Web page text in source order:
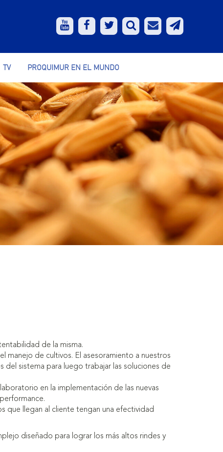
TV PROQUIMUR EN EL MUNDO
de la misma.
manejo de cultivos. El asesoramiento a nuestros
del sistema para luego trabajar las soluciones de
en la implementación de las nuevas
que llegan al cliente tengan una efectividad
diseñado para lograr los más altos rindes y